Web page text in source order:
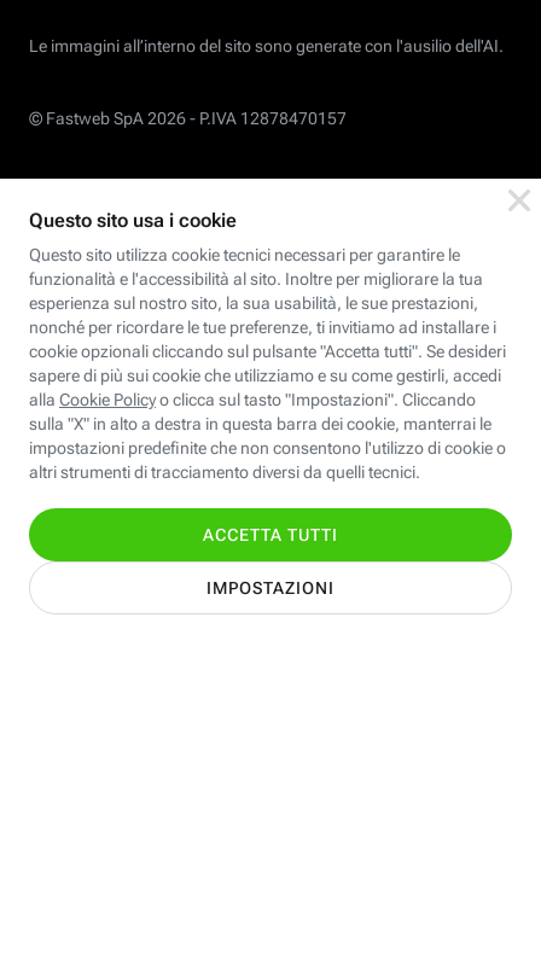
Le immagini all’interno del sito sono generate con l'ausilio dell'AI.
© Fastweb SpA 2026 - P.IVA 12878470157